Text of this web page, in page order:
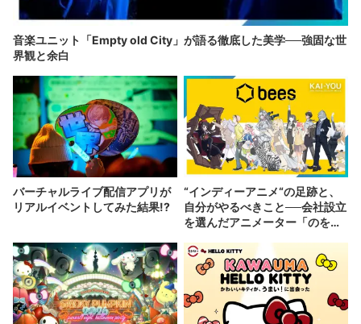
音楽ユニット「Empty old City」が語る徹底した美学──強固な世
界観と余白
バーチャルライブ配信アプリが
リアルイベントしてみた結果!?
“インディーアニメ“の足跡と、
自分がやるべきこと──会社設立
を選んだアニメーター「のを